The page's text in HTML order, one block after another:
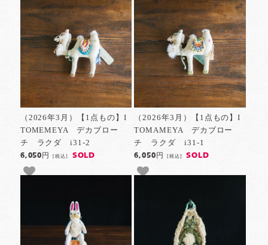
（2026年3月）【1点もの】I
TOMEMEYA デカブロー
チ ラクダ i31-2
6,050円[税込] SOLD
（2026年3月）【1点もの】I
TOMAMEYA デカブロー
チ ラクダ i31-1
6,050円 [税込] SOLD